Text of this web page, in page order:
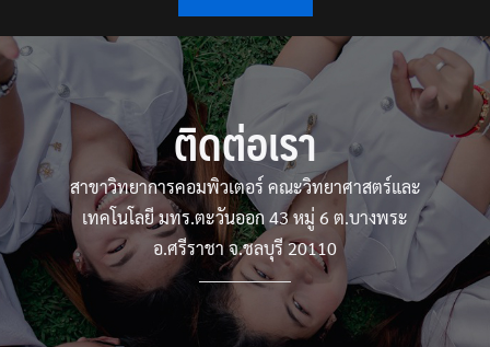
ติดต่อเรา
สาขาวิทยาการคอมพิวเตอร์ คณะวิทยาศาสตร์และ
เทคโนโลยี มทร.ตะวันออก 43 หมู่ 6 ต.บางพระ
อ.ศรีราชา จ.ชลบุรี 20110